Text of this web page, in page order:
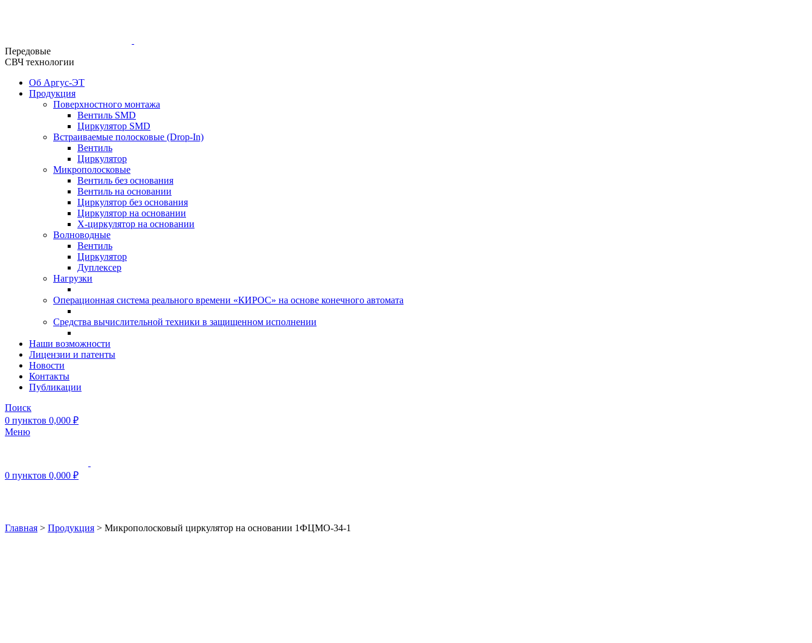
Передовые
СВЧ технологии
Об Аргус-ЭТ
Продукция
Поверхностного монтажа
Вентиль SMD
Циркулятор SMD
Встраиваемые полосковые (Drop-In)
Вентиль
Циркулятор
Микрополосковые
Вентиль без основания
Вентиль на основании
Циркулятор без основания
Циркулятор на основании
Х-циркулятор на основании
Волноводные
Вентиль
Циркулятор
Дуплексер
Нагрузки
Операционная система реального времени «КИРОС» на основе конечного автомата
Средства вычислительной техники в защищенном исполнении
Наши возможности
Лицензии и патенты
Новости
Контакты
Публикации
Поиск
0 пунктов 0,000 ₽
Меню
0 пунктов 0,000 ₽
Главная > Продукция > Микрополосковый циркулятор на основании 1ФЦМО-34-1